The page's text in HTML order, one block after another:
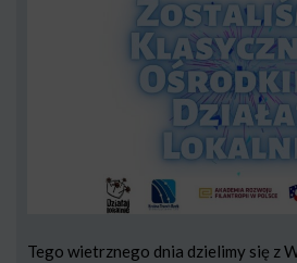
Tego wietrznego dnia dzielimy się z